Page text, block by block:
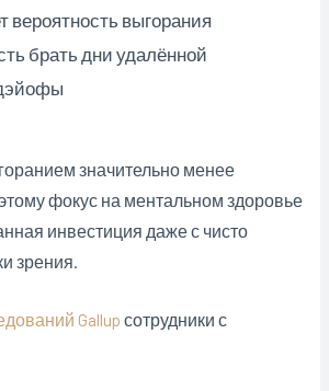
вероятность выгорания
брать дни удалённой
значительно менее
фокус на ментальном здоровье
инвестиция даже с чисто
зрения.
Gallup сотрудники с